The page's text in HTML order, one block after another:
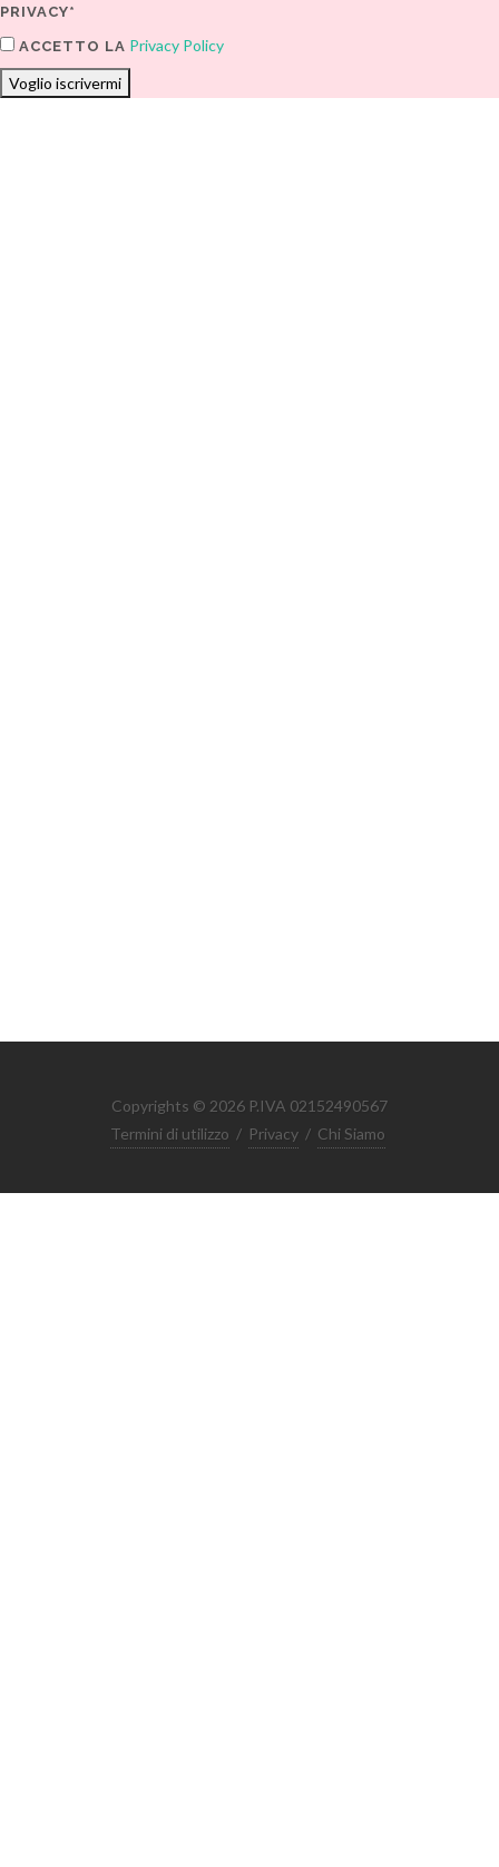
PRIVACY*
ACCETTO LA Privacy Policy
Voglio iscrivermi
Copyrights © 2026 P.IVA 02152490567
Termini di utilizzo / Privacy / Chi Siamo